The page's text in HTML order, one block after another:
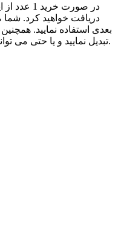
دریافت خواهید کرد. شما
بعدی استفاده نمایید.
تبدیل نمایید و یا حتی می توانید به حساب بانکی خود نیز واریز کنید.